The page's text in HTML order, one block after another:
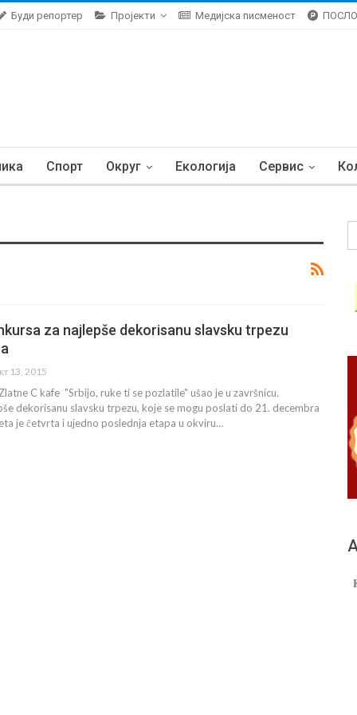
Буди репортер Пројекти Медијска писменост
Спорт Округ Екологија Сервис
za najlepše dekorisanu slavsku trpezu
13, 2015
C kafe "Srbijo, ruke ti se pozlatile" ušao je u završnicu.
dekorisanu slavsku trpezu, koje se mogu poslati do 21. decembra
je četvrta i ujedno poslednja etapa u okviru…